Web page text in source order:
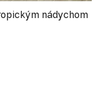
nádychom